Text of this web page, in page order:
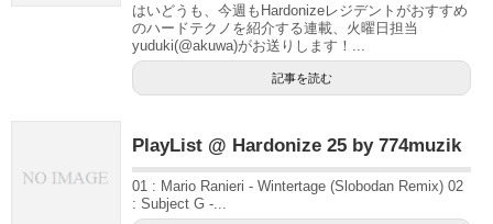
はいどうも、今週もHardonizeレジデントがおすすめ
のハードテクノを紹介する連載、火曜日担当
yuduki(@akuwa)がお送りします！...
記事を読む
PlayList @ Hardonize 25 by 774muzik
01 : Mario Ranieri - Wintertage (Slobodan Remix) 02
: Subject G -...